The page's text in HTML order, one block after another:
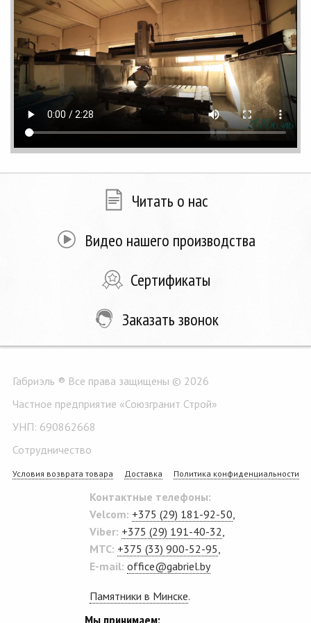
Читать о нас
Видео нашего производства
Сертификаты
Заказать звонок
Габриэль ® Все права защищены © 2026
Частное предприятие «Союзгранит Строй»
УНП: 690862668
Сотрудничество
Условия возврата товара Доставка Политика конфиденциальности
Контактные телефоны:
Velcom: +375 (29) 181-92-50,
Viber: +375 (29) 191-40-32,
MTC: +375 (33) 900-52-95,
E-mail: office@gabriel.by
Памятники в Минске.